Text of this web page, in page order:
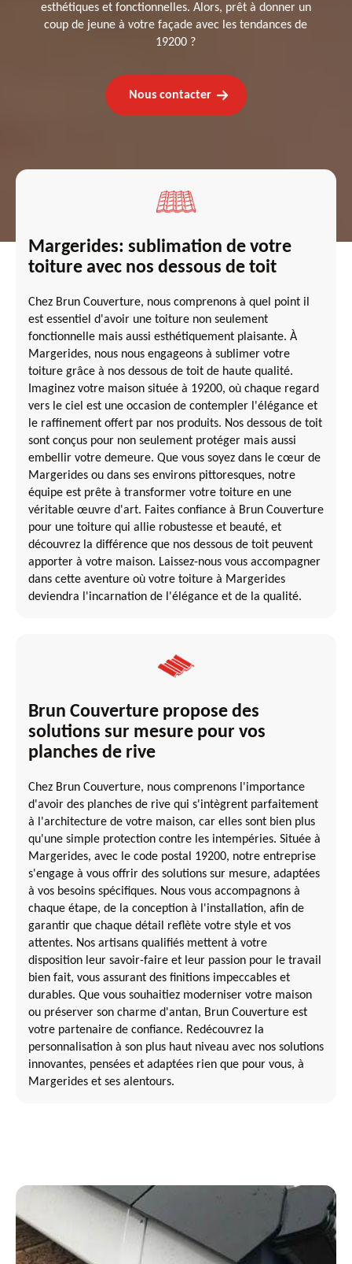
esthétiques et fonctionnelles. Alors, prêt à donner un
coup de jeune à votre façade avec les tendances de
19200 ?
Nous contacter
Margerides: sublimation de votre
toiture avec nos dessous de toit
Chez Brun Couverture, nous comprenons à quel point il
est essentiel d'avoir une toiture non seulement
fonctionnelle mais aussi esthétiquement plaisante. À
Margerides, nous nous engageons à sublimer votre
toiture grâce à nos dessous de toit de haute qualité.
Imaginez votre maison située à 19200, où chaque regard
vers le ciel est une occasion de contempler l'élégance et
le raffinement offert par nos produits. Nos dessous de toit
sont conçus pour non seulement protéger mais aussi
embellir votre demeure. Que vous soyez dans le cœur de
Margerides ou dans ses environs pittoresques, notre
équipe est prête à transformer votre toiture en une
véritable œuvre d'art. Faites confiance à Brun Couverture
pour une toiture qui allie robustesse et beauté, et
découvrez la différence que nos dessous de toit peuvent
apporter à votre maison. Laissez-nous vous accompagner
dans cette aventure où votre toiture à Margerides
deviendra l'incarnation de l'élégance et de la qualité.
Brun Couverture propose des
solutions sur mesure pour vos
planches de rive
Chez Brun Couverture, nous comprenons l'importance
d'avoir des planches de rive qui s'intègrent parfaitement
à l'architecture de votre maison, car elles sont bien plus
qu'une simple protection contre les intempéries. Située à
Margerides, avec le code postal 19200, notre entreprise
s'engage à vous offrir des solutions sur mesure, adaptées
à vos besoins spécifiques. Nous vous accompagnons à
chaque étape, de la conception à l'installation, afin de
garantir que chaque détail reflète votre style et vos
attentes. Nos artisans qualifiés mettent à votre
disposition leur savoir-faire et leur passion pour le travail
bien fait, vous assurant des finitions impeccables et
durables. Que vous souhaitiez moderniser votre maison
ou préserver son charme d'antan, Brun Couverture est
votre partenaire de confiance. Redécouvrez la
personnalisation à son plus haut niveau avec nos solutions
innovantes, pensées et adaptées rien que pour vous, à
Margerides et ses alentours.